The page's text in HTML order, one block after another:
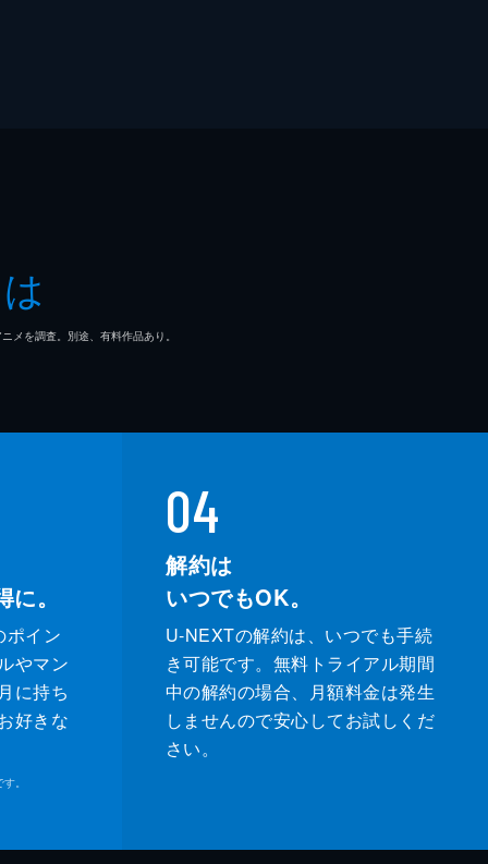
を調査。別途、有料作品あり。
。
ポイン
やマン
に持ち
好きな
。
04
解約は
いつでもOK。
U-NEXTの解約は、いつでも手続
き可能です。無料トライアル期間
中の解約の場合、月額料金は発生
しませんので安心してお試しくだ
さい。